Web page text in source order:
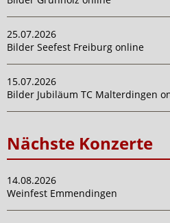
25.07.2026
Bilder Seefest Freiburg online
15.07.2026
Bilder Jubiläum TC Malterdingen
Nächste Konzerte
14.08.2026
Weinfest Emmendingen